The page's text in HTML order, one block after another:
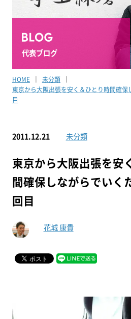
代表ブログ
HOME
未分類
東京から大阪出張を安く＆ひとり時間確
目
2011.12.21 未分類
東京から大阪出張を安
間確保しながらでいく
回目
花城 康貴